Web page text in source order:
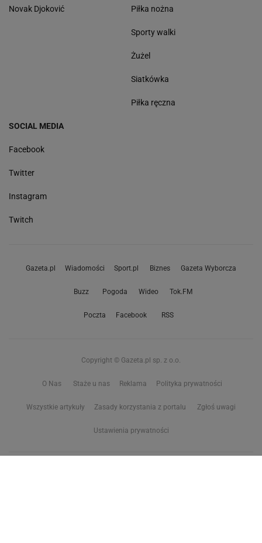
Novak Djoković Piłka nożna
Sporty walki
Żużel
Siatkówka
Piłka ręczna
SOCIAL MEDIA
Facebook
Twitter
Instagram
Twitch
Gazeta.pl Wiadomości Sport.pl Biznes Gazeta Wyborcza
Buzz Pogoda Wideo Tok.FM
Poczta Facebook RSS
Copyright © Gazeta.pl sp. z o.o.
O Nas Staże u nas Reklama Polityka prywatności
Wszystkie artykuły Zasady korzystania z portalu Zgłoś uwagi
Ustawienia prywatności